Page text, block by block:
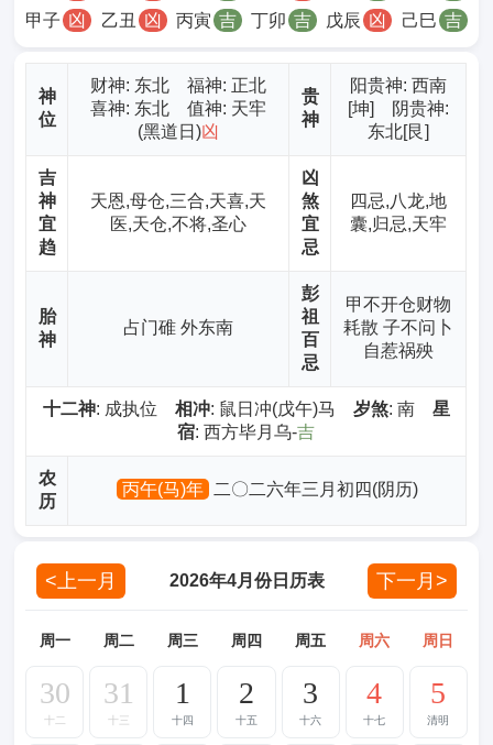
甲子 凶 乙丑 凶 丙寅 吉 丁卯 吉 戊辰 凶 己巳 吉
神
位
财神: 东北 福神: 正北
喜神: 东北 值神: 天牢
(黑道日)凶
贵
神
阳贵神: 西南
[坤] 阴贵神:
东北[艮]
吉
神
宜
趋
天恩,母仓,三合,天喜,天
医,天仓,不将,圣心
凶
煞
宜
忌
四忌,八龙,地
囊,归忌,天牢
胎
神
占门碓 外东南
彭
祖
百
忌
甲不开仓财物
耗散 子不问卜
自惹祸殃
十二神: 成执位 相冲: 鼠日冲(戊午)马 岁煞: 南 星
宿: 西方毕月乌-吉
农
历
丙午(马)年 二〇二六年三月初四(阴历)
<上一月 2026年4月份日历表 下一月>
周一 周二 周三 周四 周五 周六 周日
30
十二
31
十三
1
十四
2
十五
3
十六
4
十七
5
清明